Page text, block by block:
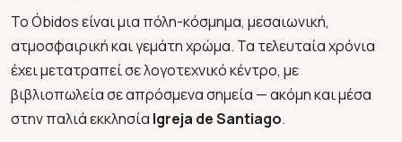
Το Óbidos είναι μια πόλη-κόσμημα, μεσαιωνική,
ατμοσφαιρική και γεμάτη χρώμα. Τα τελευταία χρόνια
έχει μετατραπεί σε λογοτεχνικό κέντρο, με
βιβλιοπωλεία σε απρόσμενα σημεία — ακόμη και μέσα
στην παλιά εκκλησία Igreja de Santiago.